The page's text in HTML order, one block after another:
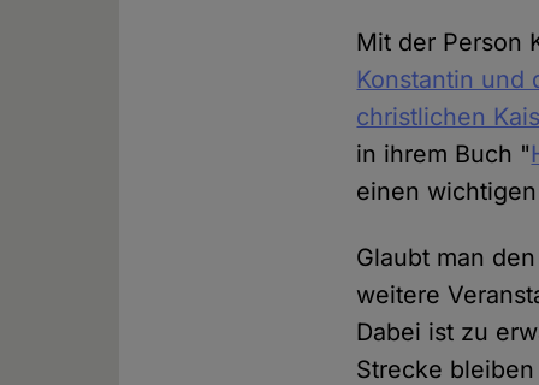
Mit der Person
Konstantin und
christlichen
in ihrem Buch "
einen
Glaubt man
weitere
Dabei ist zu
Strecke